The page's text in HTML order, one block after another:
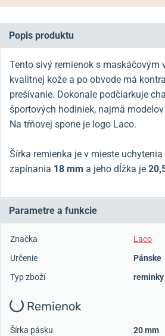
Popis produktu
Tento sivý remienok s maskáčovým
kvalitnej kože a po obvode má
prešívanie. Dokonale podčiarkuje
športových hodiniek, najmä modelov
Na tŕňovej spone je logo Laco.
Šírka remienka je v mieste uchytenia
zapínania 18 mm a jeho dĺžka je
Parametre a funkcie
Značka
Laco
Určenie
Pánske
Typ zboží
reminky
Remienok
Šírka pásku
20 mm